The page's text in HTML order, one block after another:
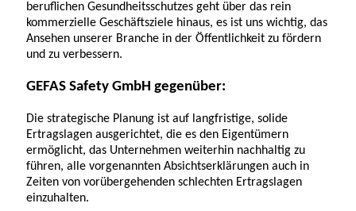
beruflichen Gesundheitsschutzes geht über das rein
kommerzielle Geschäftsziele hinaus, es ist uns wichtig, das
Ansehen unserer Branche in der Öffentlichkeit zu fördern
und zu verbessern.
GEFAS Safety GmbH gegenüber:
Die strategische Planung ist auf langfristige, solide
Ertragslagen ausgerichtet, die es den Eigentümern
ermöglicht, das Unternehmen weiterhin nachhaltig zu
führen, alle vorgenannten Absichtserklärungen auch in
Zeiten von vorübergehenden schlechten Ertragslagen
einzuhalten.